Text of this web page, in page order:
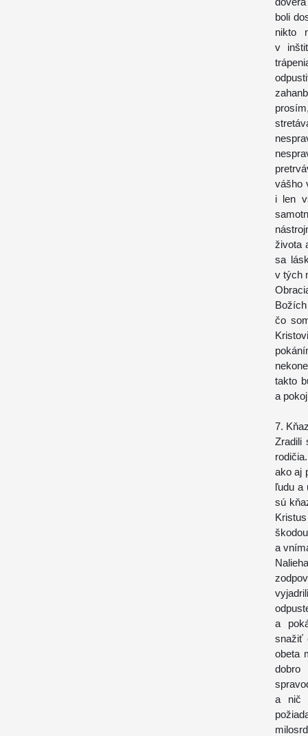
boli
nikto
v
vášho
i len
života
sa
v tých
čo
takto
a
7.
Zradili
ako aj
ľudu a
sú
a
a
snažiť
obeta
dobro
a nič